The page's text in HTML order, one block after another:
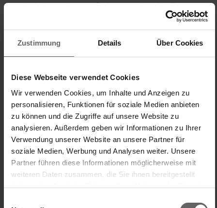
Zustimmung Details Über Cookies
Diese Webseite verwendet Cookies
Wir verwenden Cookies, um Inhalte und Anzeigen zu
personalisieren, Funktionen für soziale Medien anbieten
zu können und die Zugriffe auf unsere Website zu
analysieren. Außerdem geben wir Informationen zu Ihrer
Verwendung unserer Website an unsere Partner für
soziale Medien, Werbung und Analysen weiter. Unsere
Partner führen diese Informationen möglicherweise mit
weiteren Daten zusammen, die Sie ihnen bereitgestellt
haben oder die sie im Rahmen Ihrer Nutzung der Dienste
Wandwäschetrockner Rollfix Single 80 Longline für 1
Leifheit had maar ik twijfel of dat nog iets betekend
tegenwoordig. Die 3½ meter met vier handdoeken die goed
produkt dient te kunnen houden aldus de beschrijving.
Einfache Handhabung/Bedienung
5
Preis-/Leistungsverhältnis
1
Produktqualität
5